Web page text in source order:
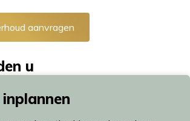
aanvragen
u